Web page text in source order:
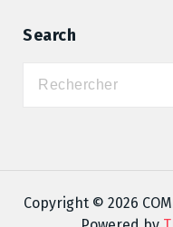
Search
Copyright © 2026